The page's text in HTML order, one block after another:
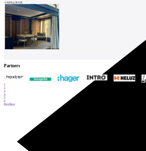
CATALOGUE
Partners
1
2
3
4
5
6
PrevNext